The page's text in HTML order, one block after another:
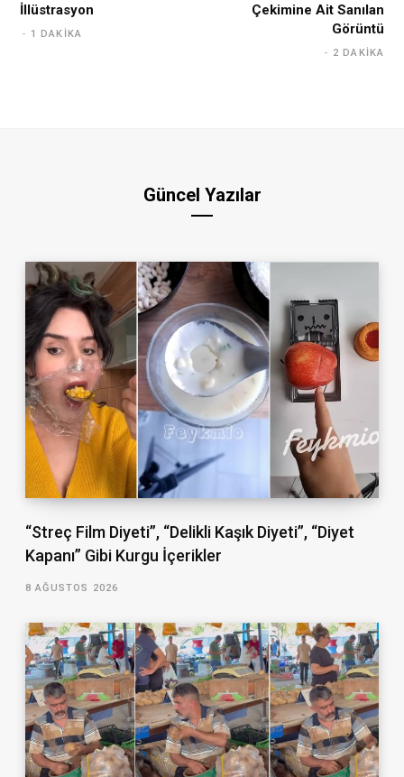
İllüstrasyon
1 DAKIKA
Çekimine Ait Sanılan
Görüntü
2 DAKIKA
Güncel Yazılar
“Streç Film Diyeti”, “Delikli Kaşık Diyeti”, “Diyet
Kapanı” Gibi Kurgu İçerikler
8 AĞUSTOS 2026